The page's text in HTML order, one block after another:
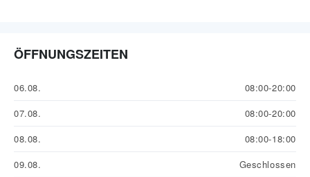
ÖFFNUNGSZEITEN
06.08.
08:00-20:00
07.08.
08:00-20:00
08.08.
08:00-18:00
09.08.
Geschlossen